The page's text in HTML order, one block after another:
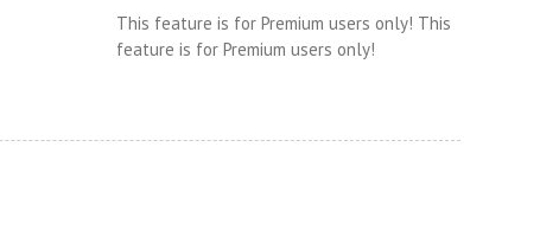
This feature is for Premium users only! This
feature is for Premium users only!